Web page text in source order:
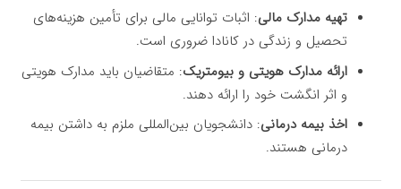
تهیه مدارک مالی: اثبات توانایی مالی برای تأمین هزینه‌های
تحصیل و زندگی در کانادا ضروری است.
ارائه مدارک هویتی و بیومتریک: متقاضیان باید مدارک هویتی
و اثر انگشت خود را ارائه دهند.
اخذ بیمه درمانی: دانشجویان بین‌المللی ملزم به داشتن بیمه
درمانی هستند.